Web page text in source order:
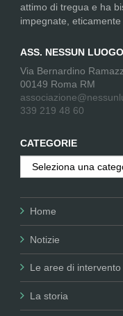
attimo di tregua e ha
impegnate, eticamente
ASS. NESSUN
Via Bernardino
00149 Roma RM
339 219 48 60
CATEGORIE
Categorie
Home
Notizie
Le aree di intervento
La storia